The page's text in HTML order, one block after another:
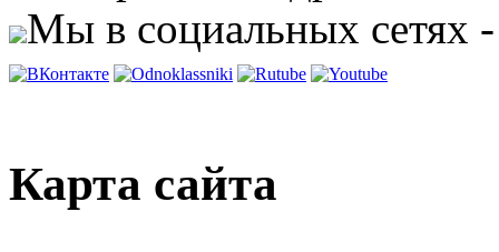
Мы в социальных сетях
Карта сайта